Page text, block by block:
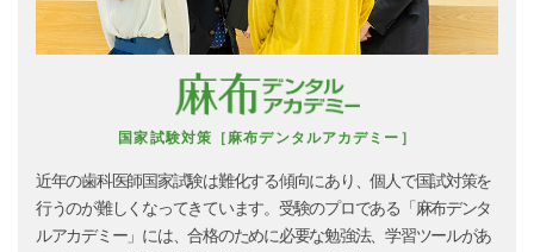
国家試験対策［麻布デンタルアカデミー］
近年の歯科医師国家試験は難化する傾向にあり、個人で国試対策を
行うのが難しくなってきています。受験のプロである「麻布デンタ
ルアカデミー」には、合格のために必要な勉強法、学習ツールがあ